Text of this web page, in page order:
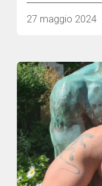
27 maggio 2024